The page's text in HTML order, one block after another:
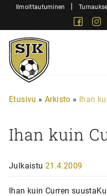
SiirryIlmoittautuminen |
Sjk-
Juniorit
Etusivu » Arkisto » Ihan
Ihan kuin
Julkaistu 21.4.2009
Ihan kuin Curren